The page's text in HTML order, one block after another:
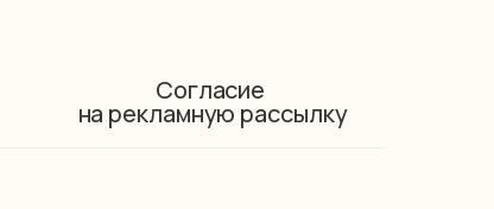
Согласие
на рекламную рассылку